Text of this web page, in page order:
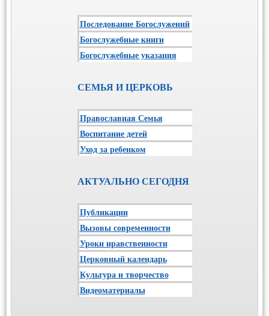
Последование Богослужений
Богослужебные книги
Богослужебные указания
СЕМЬЯ И ЦЕРКОВЬ
Православная Семья
Воспитание детей
Уход за ребенком
АКТУАЛЬНО СЕГОДНЯ
Публикации
Вызовы современности
Уроки нравственности
Церковный календарь
Культура и творчество
Видеоматериалы